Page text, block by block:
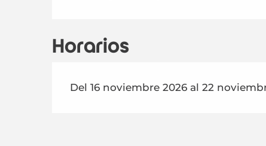
Horarios
Del 16 noviembre 2026 al 22